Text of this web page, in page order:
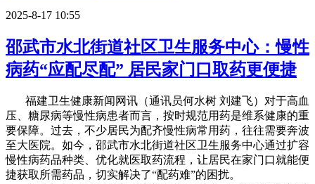
2025-8-17 10:55
邵武市水北街道社区卫生服务中心：慢性
病药“应配尽配” 居民家门口取药更便捷
福建卫生健康新闻网讯（通讯员何水树 刘建飞）对于高血
压、糖尿病等慢性病患者而言，按时规范用药是维系健康的重
要保障。过去，不少居民为配齐慢性病常用药，往往需要奔波
至大医院。如今，邵武市水北街道社区卫生服务中心通过扩容
慢性病药品种类、优化就医取药流程，让居民在家门口就能便
捷获取所需药品，切实解决了“配药难”的困扰。